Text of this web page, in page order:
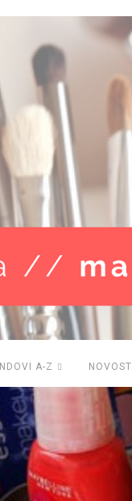
A-Z NOVOSTI